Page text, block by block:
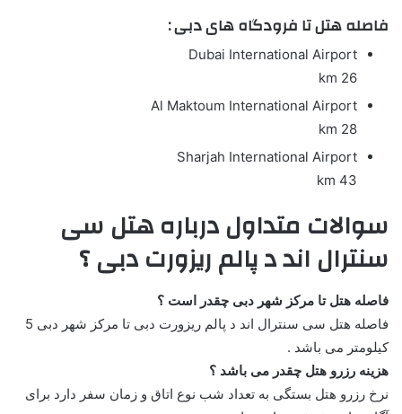
فاصله هتل تا فرودگاه های دبی :
Dubai International Airport
26 km
Al Maktoum International Airport
28 km
Sharjah International Airport
43 km
سوالات متداول درباره هتل سی
سنترال اند د پالم ریزورت دبی ؟
فاصله هتل تا مرکز شهر دبی چقدر است ؟
فاصله هتل سی سنترال اند د پالم ریزورت دبی تا مرکز شهر دبی 5
کیلومتر می باشد .
هزینه رزرو هتل چقدر می باشد ؟
نرخ رزرو هتل بستگی به تعداد شب نوع اتاق و زمان سفر دارد برای